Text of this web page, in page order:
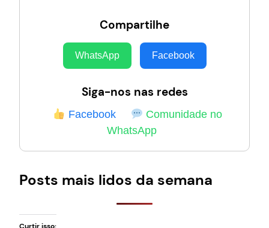
Compartilhe
WhatsApp Facebook
Siga-nos nas redes
Facebook
Comunidade no
WhatsApp
Posts mais lidos da semana